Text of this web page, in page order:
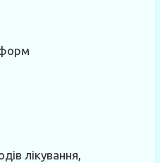
форм
лікування,